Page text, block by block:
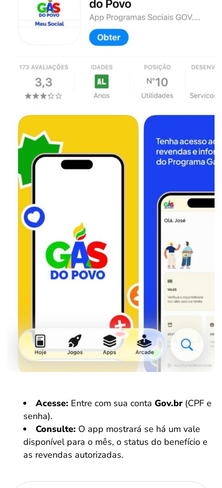
Acesse: Entre com sua conta Gov.br(CPF e
senha).
Consulte: O app mostrará se há um vale
disponível para o mês, o status do benefício e
as revendas autorizadas.